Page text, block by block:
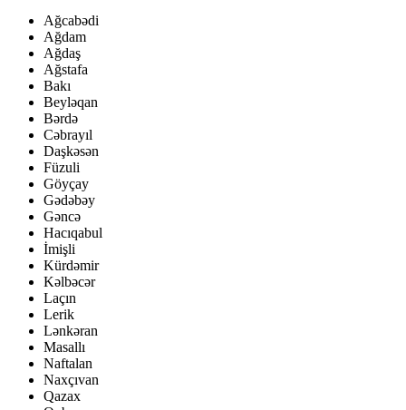
Ağcabədi
Ağdam
Ağdaş
Ağstafa
Bakı
Beyləqan
Bərdə
Cəbrayıl
Daşkəsən
Füzuli
Göyçay
Gədəbəy
Gəncə
Hacıqabul
İmişli
Kürdəmir
Kəlbəcər
Laçın
Lerik
Lənkəran
Masallı
Naftalan
Naxçıvan
Qazax